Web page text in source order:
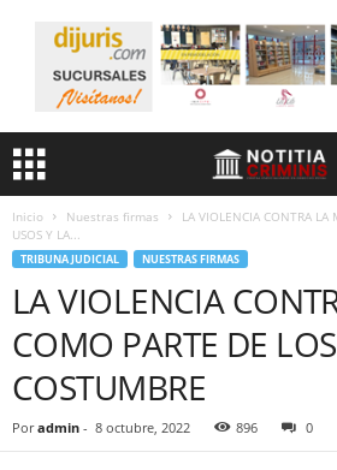
Inicio Nuestras firmas
LA VIOLENCIA CONTRA LA
USOS Y LA...
TRIBUNA JUDICIAL NUESTRAS FIRMAS
LA VIOLENCIA
COMO PARTE DE
COSTUMBRE
Por admin - 8 octubre, 2022 896 0